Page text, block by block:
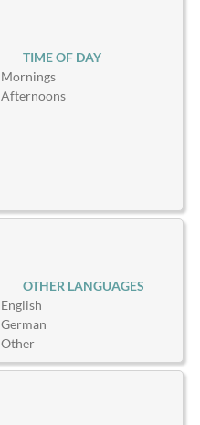
TIME OF DAY
Mornings
Afternoons
OTHER LANGUAGES
English
German
Other